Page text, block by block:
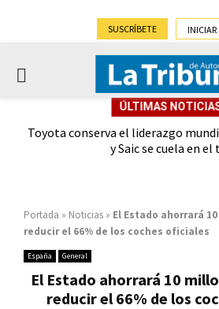
SUSCRÍBETE INICIAR
PRIMARY
ÚLTIMAS
Toyota conserva el liderazgo
y Saic se cuela en el
Portada » Noticias » El Estado ahorrará
reducir el 66% de los coches oficiales
España General
El Estado ahorrará 10
reducir el 66% de los